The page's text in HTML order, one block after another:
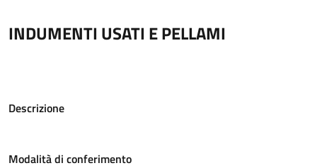
INDUMENTI USATI E PELLAMI
Descrizione
Modalità di conferimento